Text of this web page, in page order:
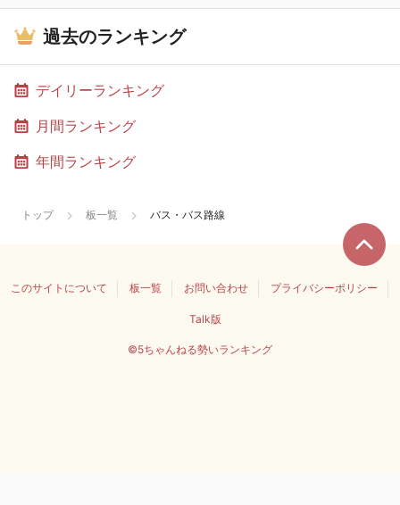
過去のランキング
デイリーランキング
月間ランキング
年間ランキング
トップ 板一覧 バス・バス路線
このサイトについて 板一覧 お問い合わせ プライバシーポリシー
Talk版
©5ちゃんねる勢いランキング